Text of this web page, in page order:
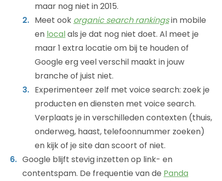
maar nog niet in 2015.
Meet ook organic search rankingsin mobile
en localals je dat nog niet doet. Al meet je
maar 1 extra locatie om bij te houden of
Google erg veel verschil maakt in jouw
branche of juist niet.
Experimenteer zelf met voice search: zoek je
producten en diensten met voice search.
Verplaats je in verschilleden contexten (thuis,
onderweg, haast, telefoonnummer zoeken)
en kijk of je site dan scoort of niet.
Google blijft stevig inzetten op link- en
contentspam. De frequentie van de Panda